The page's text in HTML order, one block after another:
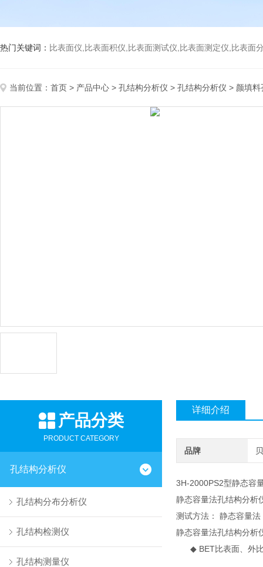
热门关键词： 比表面仪,比表面积仪,比表面测试仪,比表面测定仪,比表面分析仪,比表
当前位置： 首页 > 产品中心 > 孔结构分析仪 > 孔结构分析仪 > 颜填料
产品分类
PRODUCT CATEGORY
孔结构分析仪
孔结构分布分析仪
孔结构检测仪
孔结构测量仪
详细介绍
品牌
3H-2000PS2型静态容
静态容量法孔结构分析
测试方法： 静态容量法
静态容量法孔结构分析
◆ BET比表面、外比